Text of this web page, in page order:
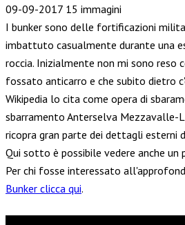
09-09-2017 15 immagini
I bunker sono delle fortificazioni
imbattuto casualmente durante una
roccia. Inizialmente non mi sono
fossato anticarro e che subito dietro
Wikipedia lo cita come opera di
sbarramento Anterselva Mezzavalle-
ricopra gran parte dei dettagli esterni
Qui sotto è possibile vedere anche
Per chi fosse interessato
Bunker clicca qui.